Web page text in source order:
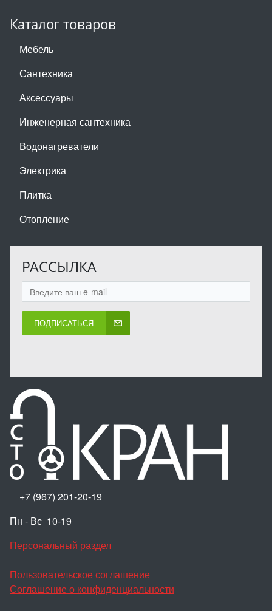
Каталог товаров
Мебель
Сантехника
Аксессуары
Инженерная сантехника
Водонагреватели
Электрика
Плитка
Отопление
РАССЫЛКА
ПОДПИСАТЬСЯ
+7 (967) 201-20-19
Пн - Вс 10-19
Персональный раздел
Пользовательское соглашение
Соглашение о конфиденциальности